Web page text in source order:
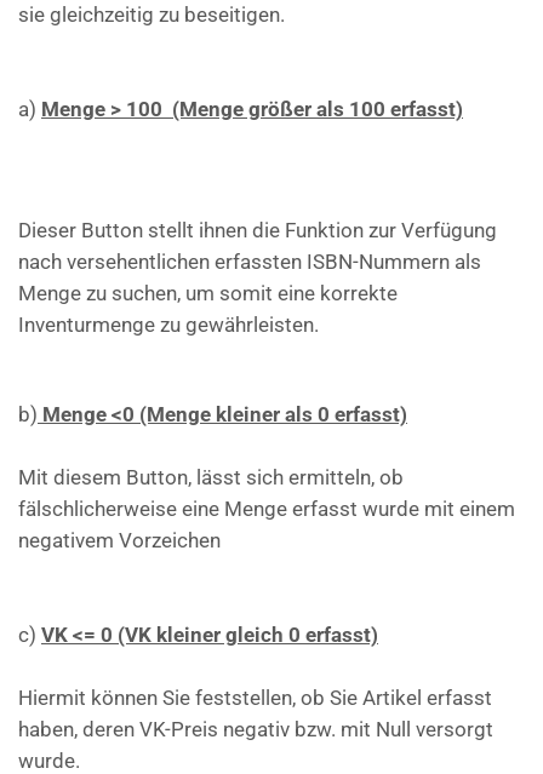
sie gleichzeitig zu beseitigen.
a) Menge > 100 (Menge größer als 100 erfasst)
Dieser Button stellt ihnen die Funktion zur Verfügung
nach versehentlichen erfassten ISBN-Nummern als
Menge zu suchen, um somit eine korrekte
Inventurmenge zu gewährleisten.
b) Menge <0 (Menge kleiner als 0 erfasst)
Mit diesem Button, lässt sich ermitteln, ob
fälschlicherweise eine Menge erfasst wurde mit einem
negativem Vorzeichen
c) VK <= 0 (VK kleiner gleich 0 erfasst)
Hiermit können Sie feststellen, ob Sie Artikel erfasst
haben, deren VK-Preis negativ bzw. mit Null versorgt
wurde.